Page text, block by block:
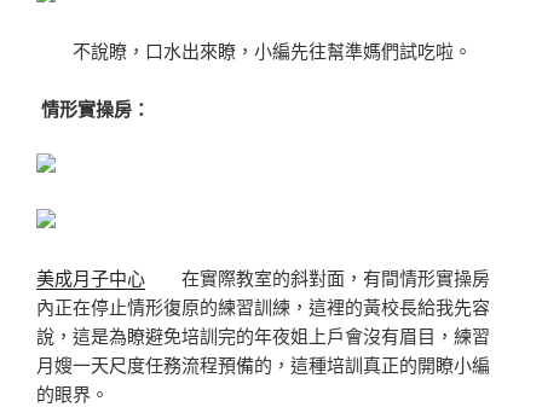
不說瞭，口水出來瞭，小編先往幫準媽們試吃啦。
情形實操房：
美成月子中心 在實際教室的斜對面，有間情形實操房
內正在停止情形復原的練習訓練，這裡的黃校長給我先容
說，這是為瞭避免培訓完的年夜姐上戶會沒有眉目，練習
月嫂一天尺度任務流程預備的，這種培訓真正的開瞭小編
的眼界。